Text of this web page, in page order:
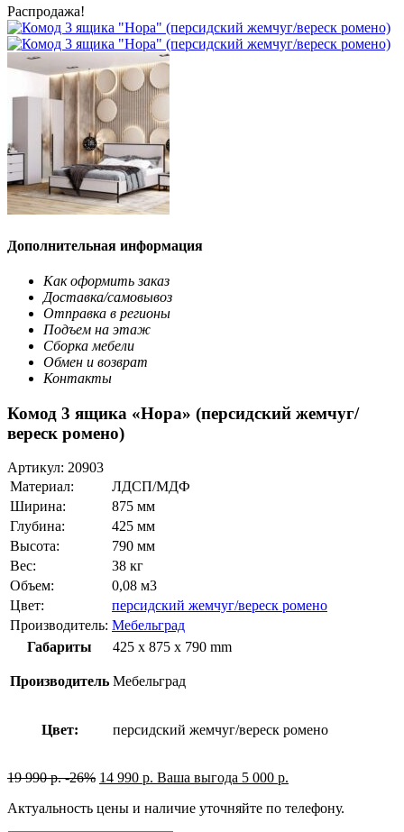
Распродажа!
Дополнительная информация
Как оформить заказ
Доставка/самовывоз
Отправка в регионы
Подъем на этаж
Сборка мебели
Обмен и возврат
Контакты
Комод 3 ящика «Нора» (персидский жемчуг/
вереск ромено)
Артикул: 20903
Материал:
ЛДСП/МДФ
Ширина:
875 мм
Глубина:
425 мм
Высота:
790 мм
Вес:
38 кг
Объем:
0,08 м3
Цвет:
персидский жемчуг/вереск ромено
Производитель: Мебельград
Габариты
425 x 875 x 790 mm
Производитель Мебельград
Цвет: персидский жемчуг/вереск ромено
19 990р. -26% 14 990 р. Ваша выгода 5 000 р.
Актуальность цены и наличие уточняйте по телефону.